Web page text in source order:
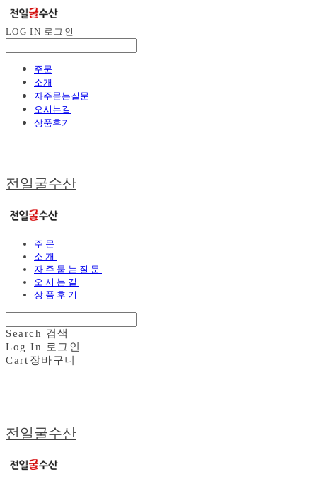
LOG IN 로그인
주문
소개
자주묻는질문
오시는길
상품후기
전일굴수산
주문
소개
자주묻는질문
오시는길
상품후기
Search 검색
Log In
로그인
Cart 장바구니
전일굴수산